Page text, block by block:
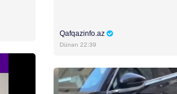
Qafqazinfo.az
Dünən 22:39